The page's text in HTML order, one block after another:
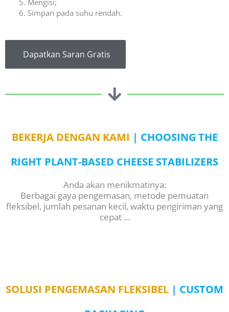
Mengisi;
Simpan pada suhu rendah.
Dapatkan Saran Gratis
BEKERJA DENGAN KAMI | CHOOSING THE
RIGHT PLANT-BASED CHEESE STABILIZERS
Anda akan menikmatinya:
Berbagai gaya pengemasan, metode pemuatan
fleksibel, jumlah pesanan kecil, waktu pengiriman yang
cepat ...
SOLUSI PENGEMASAN FLEKSIBEL | CUSTOM